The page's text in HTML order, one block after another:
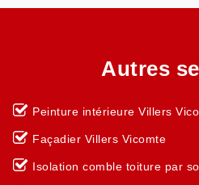
Autres
Peinture intérieure Villers
Façadier Villers Vicomte
Isolation comble toiture par